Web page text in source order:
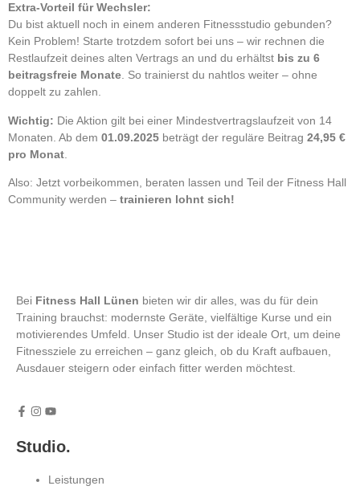
Extra-Vorteil für Wechsler:
Du bist aktuell noch in einem anderen Fitnessstudio gebunden?
Kein Problem! Starte trotzdem sofort bei uns – wir rechnen die
Restlaufzeit deines alten Vertrags an und du erhältst bis zu 6
beitragsfreie Monate . So trainierst du nahtlos weiter – ohne
doppelt zu zahlen.
Wichtig: Die Aktion gilt bei einer Mindestvertragslaufzeit von 14
Monaten. Ab dem 01.09.2025 beträgt der reguläre Beitrag 24,95 €
pro Monat
Also: Jetzt vorbeikommen, beraten lassen und Teil der Fitness Hall
Community werden – trainieren lohnt sich!
Bei Fitness Hall Lünen bieten wir dir alles, was du für dein
Training brauchst: modernste Geräte, vielfältige Kurse und ein
motivierendes Umfeld. Unser Studio ist der ideale Ort, um deine
Fitnessziele zu erreichen – ganz gleich, ob du Kraft aufbauen,
Ausdauer steigern oder einfach fitter werden möchtest.
Studio.
Leistungen